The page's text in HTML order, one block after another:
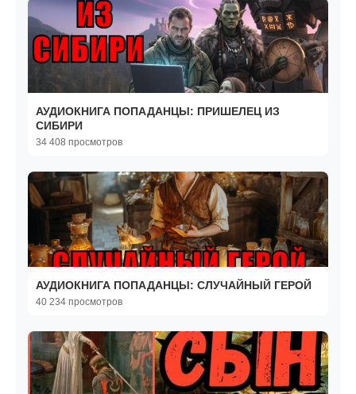
АУДИОКНИГА ПОПАДАНЦЫ: ПРИШЕЛЕЦ ИЗ
СИБИРИ
34 408 просмотров
АУДИОКНИГА ПОПАДАНЦЫ: СЛУЧАЙНЫЙ ГЕРОЙ
40 234 просмотров